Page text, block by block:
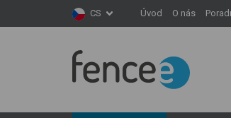
CS Úvod O nás